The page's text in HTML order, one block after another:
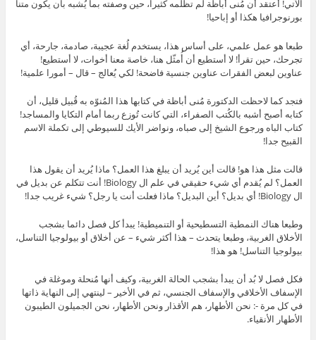
الآتي! أعتقد أن مُنى أباظة لم تظلمه كثيرا، حين وصفته بما يُشبه بأن يكون متنا
بورنوجرافيا هكذا أو إباحيا!
طبعا هو عمل علمي، على أساس هذا، يستخدم لُغة عجيبة، صادمة، جارحة، أي
تجرحك، حين تقرأ! لا أستطيع أن أُمثّل هنا، خاصة معنا أخوات، لا أستطيع!
عناوين لبعض الفقرات عناوين جنسية فاضحة! لكي يُعالج – قال – أمورا علمية!
فتجد كما لاحظت الدكتورة مُنى أباظة في كتابها هذا المُنوّه به قُبيل قليل، أن
كتابه أصبح أشبه بالكُتب الصفراء، التي كانت تُوزع ربما أمام التكايا والمساجد!
كتاب الباه ورجوع الشيخ إلى صباه، ونواضر الأيك للسيوطي إلى تكملة الاسم
القبيح جدا!
قالت مثل هذا هو! قالت أين يُريد أن يبلغ هذا العمل؟ ماذا يُريد أن يقول هذا
العمل؟ لم يُقدم أي شيء حقيقي في علم ال Biology! أنت تتكلم عن بديل في
ال Biology! أي بديل؟ أين البديل؟ ماذا فعلت أنت يا رجل؟ شيء غريب جدا!
وطبعا هناك النمطية التسطيحية أو التنميطية! يبدأ كل فصل دائما بشجب
الأخلاق الغربية، وطبعا يتحدث – هذا أكثر شيء – عن أخلاق أو بيولوجيا التناسل،
بيولوجيا التناسل! هو هذا!
فكل فصل لا بُد أن يبدأ بشجب الحالة الغربية، وكيف أنها مُنحلة وموغلة في
الإسفاف الأخلاقي والإسفاف الجنسي، ثم في الأخير – لينتهي إلى النهاية ذاتها
في كل مرة -: نحن الأطهار، هم الأقذار ونحن الأطهار، نحن الجميلون الطيبون
الأطهار الأنقياء.